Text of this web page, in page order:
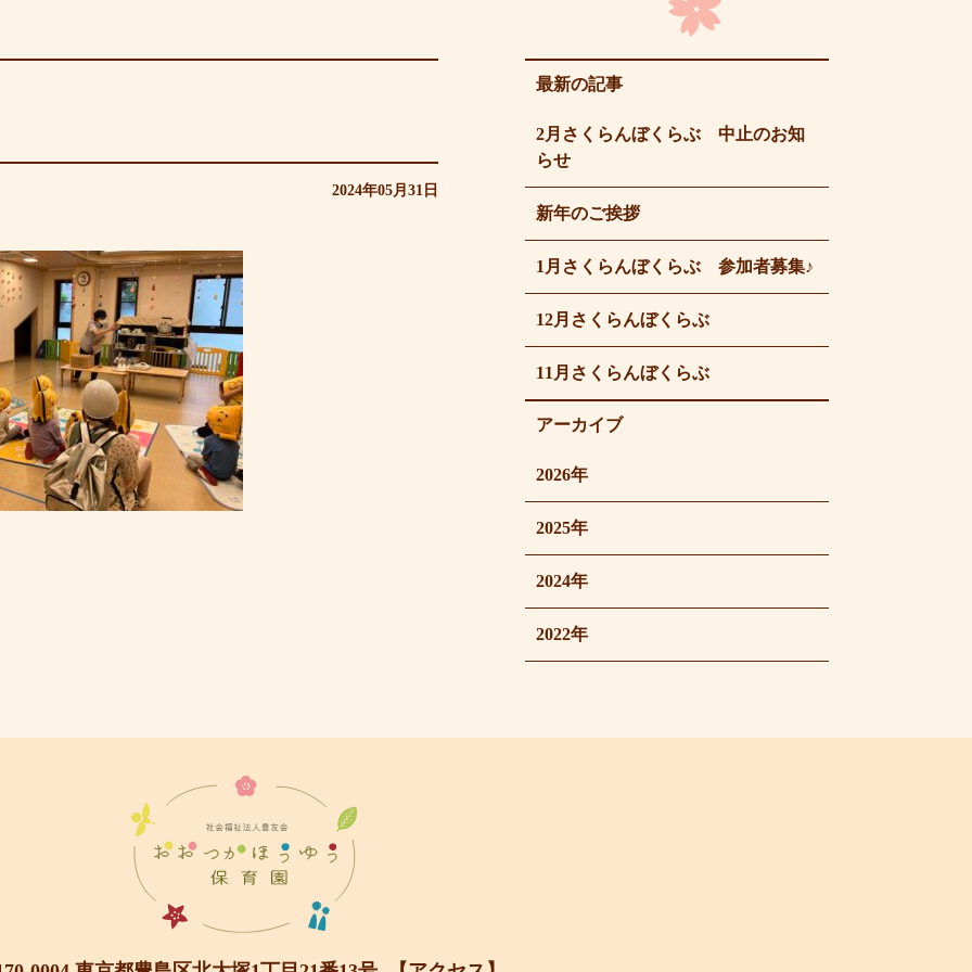
2024年05月31日
最新の記事
2月さくらんぼくらぶ 中止のお知
らせ
新年のご挨拶
1月さくらんぼくらぶ 参加者募集♪
12月さくらんぼくらぶ
11月さくらんぼくらぶ
アーカイブ
2026年
2025年
2024年
2022年